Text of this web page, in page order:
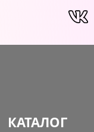
КАТАЛОГ